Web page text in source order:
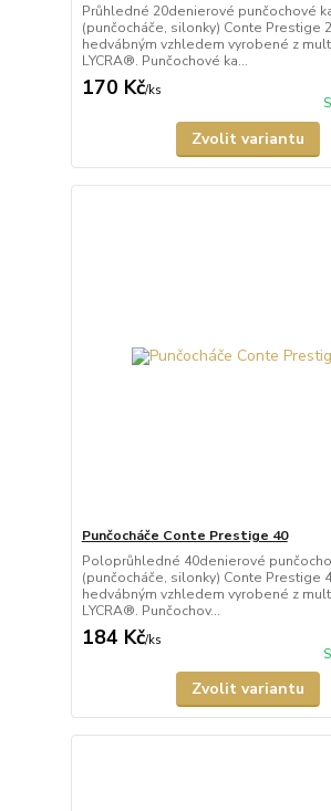
Průhledné 20denierové punčochové
(punčocháče, silonky) Conte Prestige
hedvábným vzhledem vyrobené z
LYCRA®. Punčochové ka...
170 Kč/ks
Zvolit variantu
Punčocháče Conte Prestige 40
Poloprůhledné 40denierové
(punčocháče, silonky) Conte Prestige
hedvábným vzhledem vyrobené z
LYCRA®. Punčochov...
184 Kč/ks
Zvolit variantu